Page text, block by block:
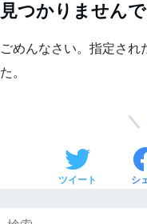
見つかりません
ごめんなさい。指定され
た。
ツイート シ